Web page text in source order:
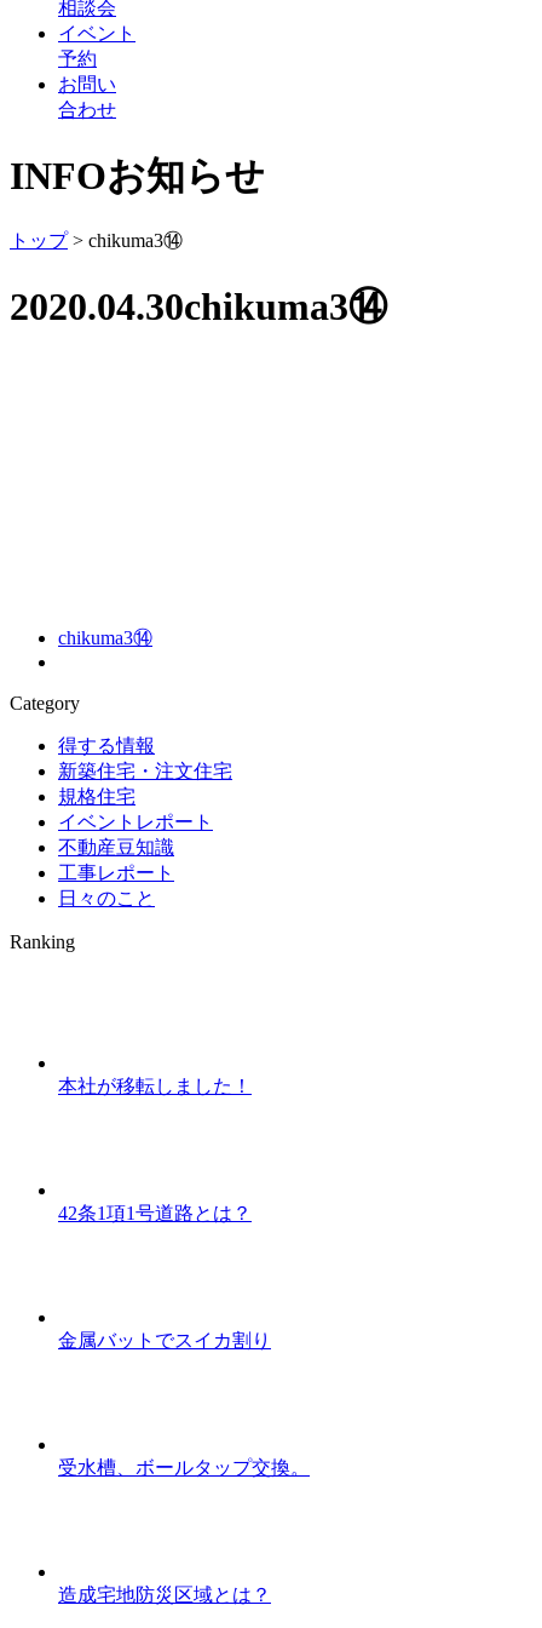
相談会
イベント
予約
お問い
合わせ
INFOお知らせ
トップ> chikuma3⑭
2020.04.30chikuma3⑭
chikuma3⑭
Category
得する情報
新築住宅・注文住宅
規格住宅
イベントレポート
不動産豆知識
工事レポート
日々のこと
Ranking
本社が移転しました！
42条1項1号道路とは？
金属バットでスイカ割り
受水槽、ボールタップ交換。
造成宅地防災区域とは？